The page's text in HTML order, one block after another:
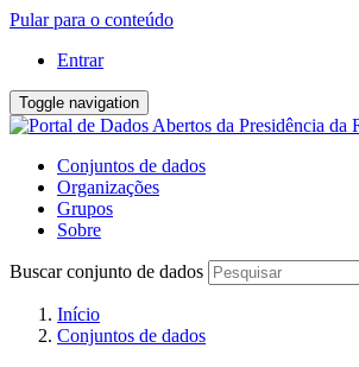
Pular para o conteúdo
Entrar
Toggle navigation
Conjuntos de dados
Organizações
Grupos
Sobre
Buscar conjunto de dados
Início
Conjuntos de dados